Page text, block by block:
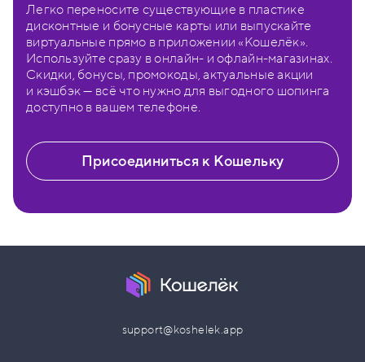
Легко переносите существующие в пластике
дисконтные и бонусные карты или выпускайте
виртуальные прямо в приложении «Кошелёк».
Используйте сразу в онлайн- и офлайн-магазинах.
Скидки, бонусы, промокоды, актуальные акции
и кэшбэк — всё что нужно для выгодного шопинга
доступно в вашем телефоне.
Присоединиться к Кошельку
support@koshelek.app